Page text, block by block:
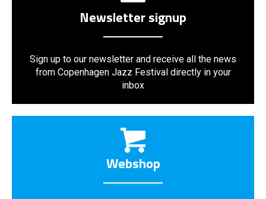
Newsletter signup
Sign up to our newsletter and receive all the news
from Copenhagen Jazz Festival directly in your
inbox
Webshop